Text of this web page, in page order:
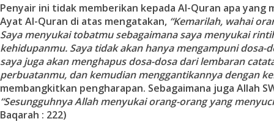
Penyair ini tidak memberikan kepada Al-Quran apa yang
Ayat Al-Quran di atas mengatakan, “Kemarilah, wahai
Saya menyukai tobatmu sebagaimana saya menyukai
kehidupanmu. Saya tidak akan hanya mengampuni dosa-
saya juga akan menghapus dosa-dosa dari lembaran
perbuatanmu, dan kemudian menggantikannya dengan
membangkitkan pengharapan. Sebagaimana juga Allah
“Sesungguhnya Allah menyukai orang-orang yang
Baqarah : 222)